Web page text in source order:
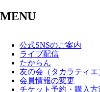
MENU
公式SNSのご案内
ライブ配信
たからん
友の会（タカラティエ
会員情報の変更
チケット予約・購入方